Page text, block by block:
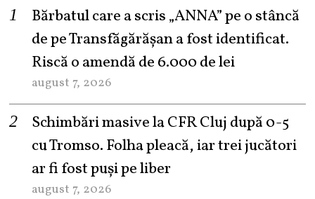
Bărbatul care a scris „ANNA” pe o stâncă
de pe Transfăgărășan a fost identificat.
Riscă o amendă de 6.000 de lei
august 7, 2026
Schimbări masive la CFR Cluj după 0-5
cu Tromso. Folha pleacă, iar trei jucători
ar fi fost puși pe liber
august 7, 2026